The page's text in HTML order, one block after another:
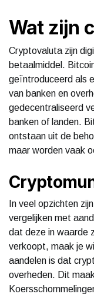
Wat zijn
Cryptovaluta zijn
betaalmiddel.
geïntroduceerd als
van banken en
gedecentraliseerd
banken of landen.
ontstaan uit de
maar worden vaak
In veel opzichten
vergelijken met
dat deze in waarde
verkoopt, maak je
aandelen is dat
overheden. Dit